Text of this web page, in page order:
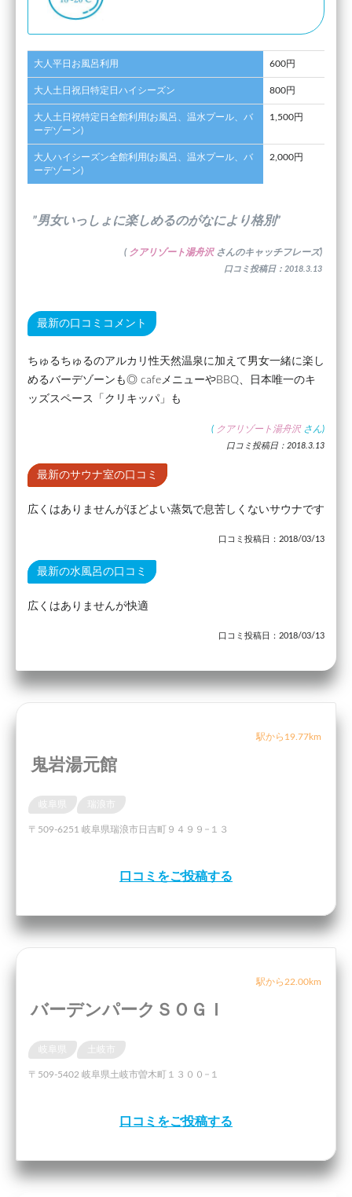
大人平日お風呂利用 600円
大人土日祝日特定日ハイシーズン 800円
大人土日祝特定日全館利用(お風呂、温水プール、バ
ーデゾーン)
1,500円
大人ハイシーズン全館利用(お風呂、温水プール、バ
ーデゾーン)
2,000円
”男女いっしょに楽しめるのがなにより格別”
( クアリゾート湯舟沢 さんのキャッチフレーズ)
口コミ投稿日：2018.3.13
最新の口コミコメント
ちゅるちゅるのアルカリ性天然温泉に加えて男女一緒に楽し
めるバーデゾーンも◎ cafeメニューやBBQ、日本唯一のキ
ッズスペース「クリキッパ」も
( クアリゾート湯舟沢 さん)
口コミ投稿日：2018.3.13
最新のサウナ室の口コミ
広くはありませんがほどよい蒸気で息苦しくないサウナです
口コミ投稿日：2018/03/13
最新の水風呂の口コミ
広くはありませんが快適
口コミ投稿日：2018/03/13
駅から19.77km
鬼岩湯元館
岐阜県
〒509-6251 岐阜県瑞浪市日吉町９４９９−１３
口コミをご投稿する
駅から22.00km
バーデンパークＳＯＧＩ
岐阜県 土岐市
〒509-5402 岐阜県土岐市曽木町１３００−１
口コミをご投稿する